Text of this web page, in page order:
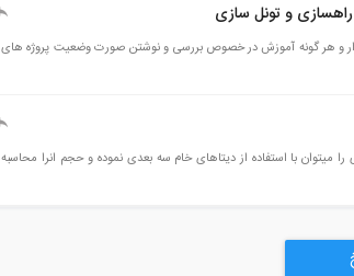
و تونل سازی
در خصوص صورت وضعبت نویسی و بررسی آن میخواهم کتاب ،نرم افزار و هر گونه آموزش در خصوص بررسی و نوشتن صورت وضعیت پروژه های
میتوان با استفاده از دیتاهای خام سه بعدی نموده و حجم انرا محاسبه